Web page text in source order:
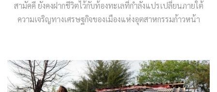
สามัคคี ยังคงฝากชีวิตไว้กับท้องทะเลที่กำลังแปรเปลี่ยนภายใต้
ความเจริญทางเศรษฐกิจของเมืองแห่งอุตสาหกรรมก้าวหน้า